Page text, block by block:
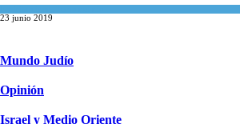
23 junio 2019
Mundo Judío
Opinión
Israel y Medio Oriente